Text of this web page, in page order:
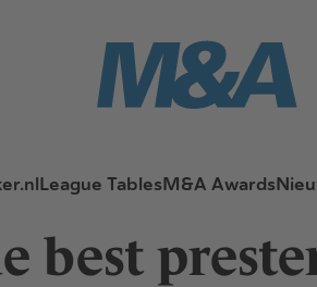
League TablesM&A Awards
best